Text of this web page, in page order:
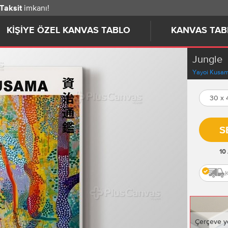
KIŞIYE ÖZEL KANVAS TABLO KANVAS
imkanı!
Jungle
Yayoi
30 x
10
Çerçeve